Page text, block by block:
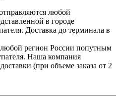
любой
в городе
Доставка до терминала в
регион России попутным
Наша компания
(при объеме заказа от 2